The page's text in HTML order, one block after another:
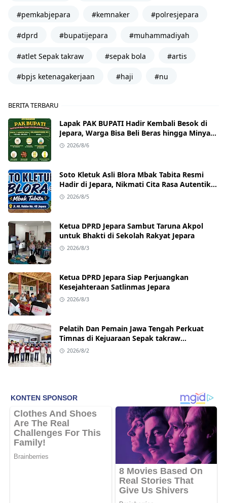
#pemkabjepara #kemnaker #polresjepara
#dprd #bupatijepara #muhammadiyah
#atlet Sepak takraw #sepak bola #artis
#bpjs ketenagakerjaan #haji #nu
BERITA TERBARU
Lapak PAK BUPATI Hadir Kembali Besok di
Jepara, Warga Bisa Beli Beras hingga Minyak
Goreng dengan Harga Terjangkau
2026/8/6
Soto Kletuk Asli Blora Mbak Tabita Resmi
Hadir di Jepara, Nikmati Cita Rasa Autentik
Mulai Rp10 Ribu
2026/8/5
Ketua DPRD Jepara Sambut Taruna Akpol
untuk Bhakti di Sekolah Rakyat Jepara
2026/8/3
Ketua DPRD Jepara Siap Perjuangkan
Kesejahteraan Satlinmas Jepara
2026/8/3
Pelatih Dan Pemain Jawa Tengah Perkuat
Timnas di Kejuaraan Sepak takraw
Internasional
2026/8/2